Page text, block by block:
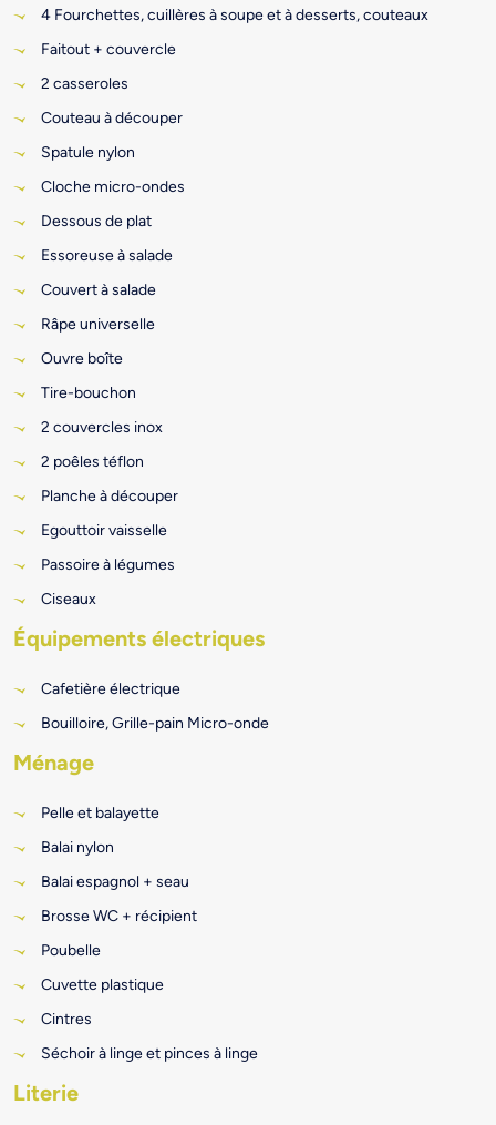
4 Fourchettes, cuillères à soupe et à desserts, couteaux
Faitout + couvercle
2 casseroles
Couteau à découper
Spatule nylon
Cloche micro-ondes
Dessous de plat
Essoreuse à salade
Couvert à salade
Râpe universelle
Ouvre boîte
Tire-bouchon
2 couvercles inox
2 poêles téflon
Planche à découper
Egouttoir vaisselle
Passoire à légumes
Ciseaux
Équipements électriques
Cafetière électrique
Bouilloire, Grille-pain Micro-onde
Ménage
Pelle et balayette
Balai nylon
Balai espagnol + seau
Brosse WC + récipient
Poubelle
Cuvette plastique
Cintres
Séchoir à linge et pinces à linge
Literie